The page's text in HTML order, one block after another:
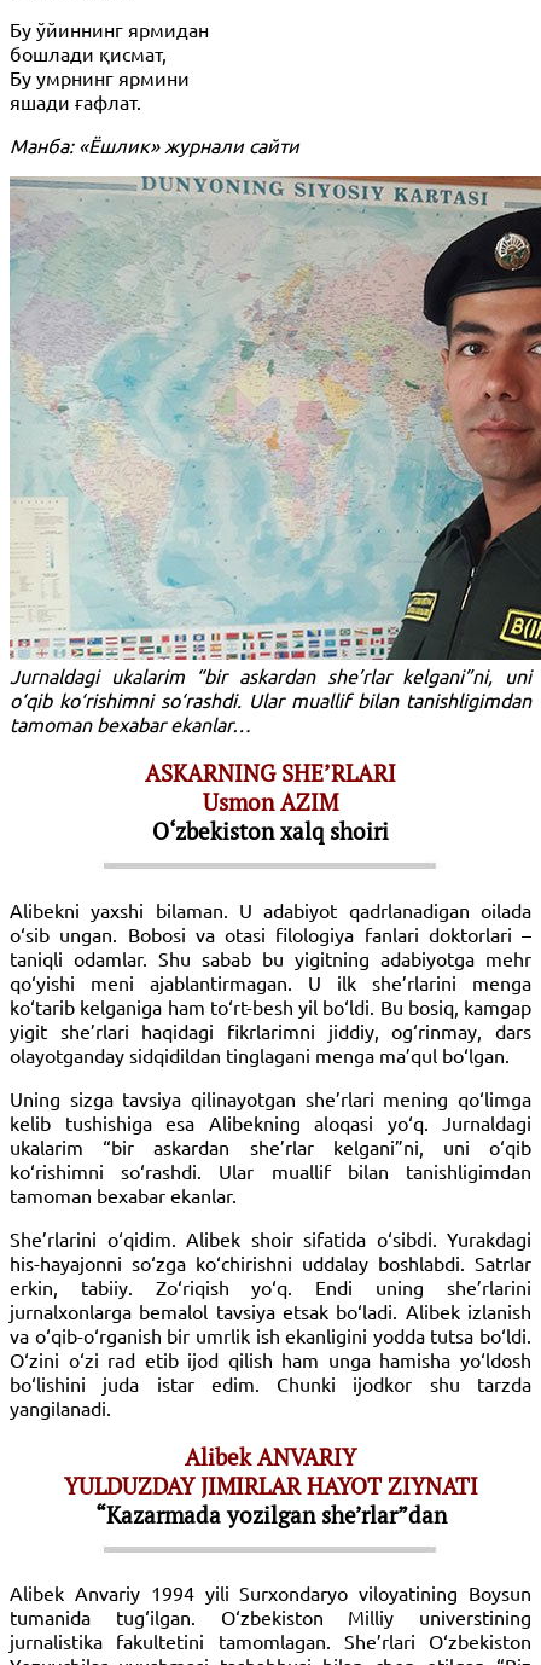
Бу ўйиннинг ярмидан
бошлади қисмат,
Бу умрнинг ярмини
яшади ғафлат.
Манба: «Ёшлик» журнали сайти
Jurnaldagi ukalarim “bir askardan she’rlar kelgani”ni, uni
o‘qib ko‘rishimni so‘rashdi. Ular muallif bilan tanishligimdan
tamoman bexabar ekanlar…
ASKARNING SHE’RLARI
Usmon AZIM
O‘zbekiston xalq shoiri
Alibekni yaxshi bilaman. U adabiyot qadrlanadigan oilada
o‘sib ungan. Bobosi va otasi filologiya fanlari doktorlari –
taniqli odamlar. Shu sabab bu yigitning adabiyotga mehr
qo‘yishi meni ajablantirmagan. U ilk she’rlarini menga
ko‘tarib kelganiga ham to‘rt-besh yil bo‘ldi. Bu bosiq, kamgap
yigit she’r­lari haqidagi fikrlarimni jiddiy, og‘rinmay, dars
olayotganday sidqidildan tinglagani menga ma’qul bo‘lgan.
Uning sizga tavsiya qilinayotgan she’r­lari mening qo‘limga
kelib tushishiga esa Alibekning aloqasi yo‘q. Jurnaldagi
ukalarim “bir askardan she’rlar kelgani”ni, uni o‘qib
ko‘rishimni so‘rashdi. Ular muallif bilan tanishligimdan
tamoman bexabar ekanlar.
She’rlarini o‘qidim. Alibek shoir sifatida o‘sibdi. Yurakdagi
his-hayajonni so‘zga ko‘chirishni uddalay boshlabdi. Satrlar
erkin, tabiiy. Zo‘riqish yo‘q. Endi uning she’rlarini
jurnalxonlarga bemalol tavsiya etsak bo‘ladi. Alibek izlanish
va o‘qib-o‘rganish bir umrlik ish ekanligini yodda tutsa bo‘ldi.
O‘zini o‘zi rad etib ijod qilish ham unga hamisha yo‘ldosh
bo‘lishini juda istar edim. Chunki ijodkor shu tarzda
yangilanadi.
Alibek ANVARIY
YULDUZDAY JIMIRLAR HAYOT ZIYNATI
“Kazarmada yozilgan she’rlar”dan
Alibek Anvariy 1994 yili Surxondaryo viloyatining Boysun
tumanida tug‘ilgan. O‘zbekiston Milliy universtining
jurnalistika fakultetini tamomlagan. She’rlari O‘zbekiston